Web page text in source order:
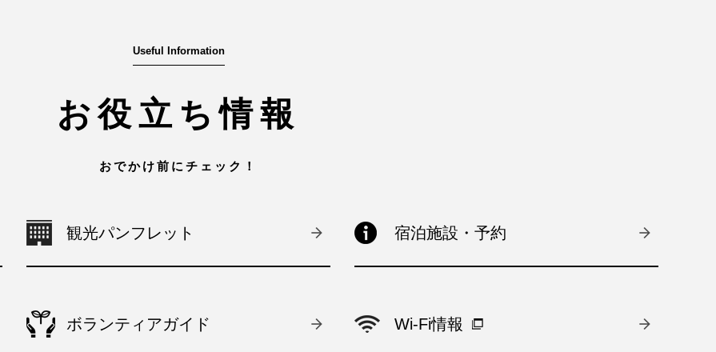
Useful Information
お役立ち情報
おでかけ前にチェック！
観光パンフレット 宿泊施設・予約
ボランティアガイド Wi-Fi情報